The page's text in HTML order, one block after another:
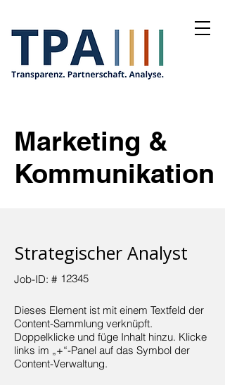
Marketing &
Kommunikation
Strategischer Analyst
Job-ID: # 12345
Dieses Element ist mit einem Textfeld der
Content-Sammlung verknüpft.
Doppelklicke und füge Inhalt hinzu. Klicke
links im „+“-Panel auf das Symbol der
Content-Verwaltung.